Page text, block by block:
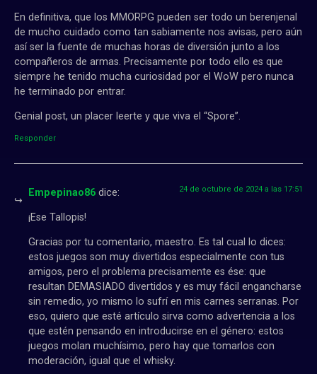
En definitiva, que los MMORPG pueden ser todo un berenjenal
de mucho cuidado como tan sabiamente nos avisas, pero aún
así ser la fuente de muchas horas de diversión junto a los
compañeros de armas. Precisamente por todo ello es que
siempre he tenido mucha curiosidad por el WoW pero nunca
he terminado por entrar.
Genial post, un placer leerte y que viva el “Spore”.
Responder
Empepinao86 dice: 24 de octubre de 2024 a las 17:51
¡Ese Tallopis!
Gracias por tu comentario, maestro. Es tal cual lo dices:
estos juegos son muy divertidos especialmente con tus
amigos, pero el problema precisamente es ése: que
resultan DEMASIADO divertidos y es muy fácil engancharse
sin remedio, yo mismo lo sufrí en mis carnes serranas. Por
eso, quiero que esté artículo sirva como advertencia a los
que estén pensando en introducirse en el género: estos
juegos molan muchísimo, pero hay que tomarlos con
moderación, igual que el whisky.